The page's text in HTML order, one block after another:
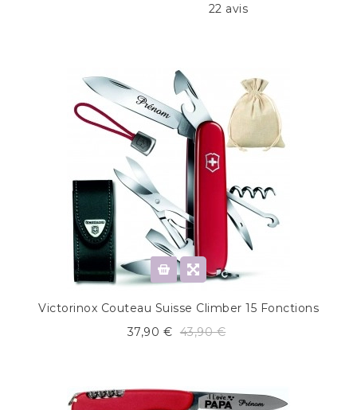
22 avis
Victorinox Couteau Suisse Climber 15 Fonctions
37,90 € 43,90 €